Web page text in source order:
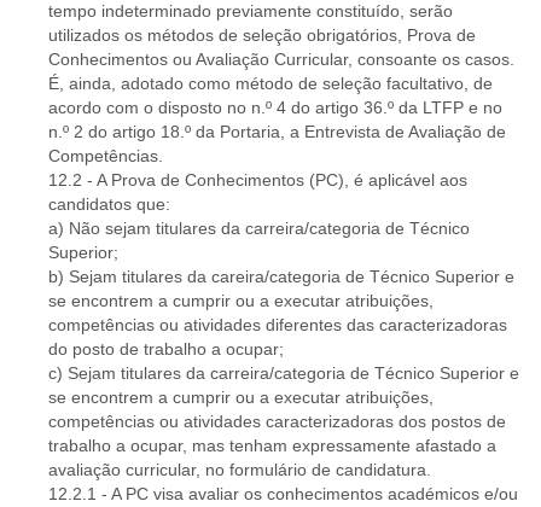
tempo indeterminado previamente constituído, serão
utilizados os métodos de seleção obrigatórios, Prova de
Conhecimentos ou Avaliação Curricular, consoante os casos.
É, ainda, adotado como método de seleção facultativo, de
acordo com o disposto no n.º 4 do artigo 36.º da LTFP e no
n.º 2 do artigo 18.º da Portaria, a Entrevista de Avaliação de
Competências.
12.2 - A Prova de Conhecimentos (PC), é aplicável aos
candidatos que:
a) Não sejam titulares da carreira/categoria de Técnico
Superior;
b) Sejam titulares da careira/categoria de Técnico Superior e
se encontrem a cumprir ou a executar atribuições,
competências ou atividades diferentes das caracterizadoras
do posto de trabalho a ocupar;
c) Sejam titulares da carreira/categoria de Técnico Superior e
se encontrem a cumprir ou a executar atribuições,
competências ou atividades caracterizadoras dos postos de
trabalho a ocupar, mas tenham expressamente afastado a
avaliação curricular, no formulário de candidatura.
12.2.1 - A PC visa avaliar os conhecimentos académicos e/ou